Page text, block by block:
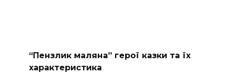
“Пензлик маляна” герої казки та їх
характеристика